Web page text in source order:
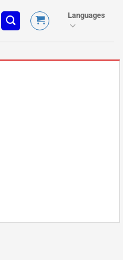
Languages